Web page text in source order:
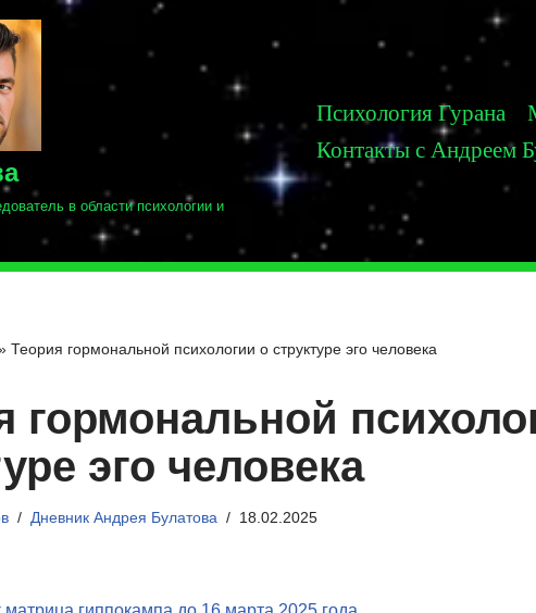
в области психологии и
Психология Гурана
Контакты с Андреем
Теория гормональной психологии о структуре эго человека
гормональной
эго человека
Дневник Андрея Булатова 18.02.2025